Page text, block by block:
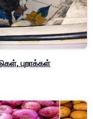
புறாக்கள்